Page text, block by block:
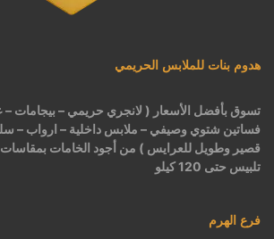
هدوم بنات للملابس الحريمي
تسوق بأفضل الأسعار ( لانجري حريمي – بيجامات –
فساتين شتوي وصيفي – ملابس داخلية – ارواب –
قصير وطويل للعرايس ) من أجود الخامات بمقاسات
تلبيس حتى 120 كيلو
فرع الهرم